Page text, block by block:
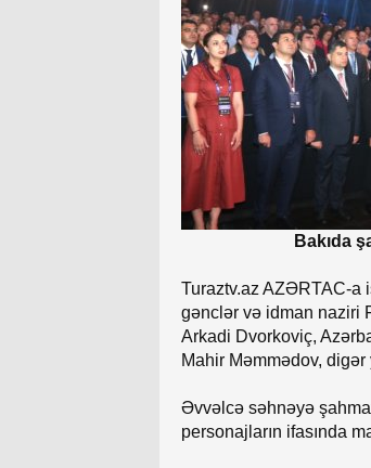
Bakıda
Turaztv.az AZƏRTAC-a
gənclər və idman naziri
Arkadi Dvorkoviç,
Mahir Məmmədov,
Əvvəlcə səhnəyə
personajların ifasında